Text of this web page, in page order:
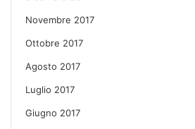
Novembre 2017
Ottobre 2017
Agosto 2017
Luglio 2017
Giugno 2017